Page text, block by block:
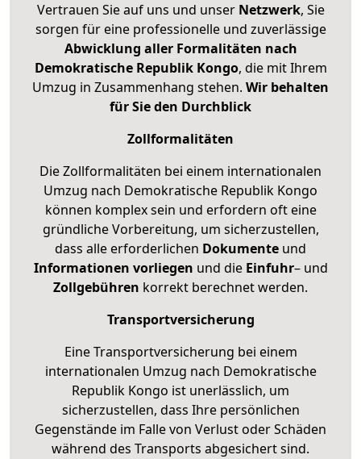
Vertrauen Sie auf uns und unser Netzwerk, Sie
sorgen für eine professionelle und zuverlässige
Abwicklung aller Formalitäten nach
Demokratische Republik Kongo, die mit Ihrem
Umzug in Zusammenhang stehen. Wir behalten
für Sie den Durchblick
Zollformalitäten
Die Zollformalitäten bei einem internationalen
Umzug nach Demokratische Republik Kongo
können komplex sein und erfordern oft eine
gründliche Vorbereitung, um sicherzustellen,
dass alle erforderlichen Dokumente und
Informationen vorliegen und die Einfuhr– und
Zollgebühren korrekt berechnet werden.
Transportversicherung
Eine Transportversicherung bei einem
internationalen Umzug nach Demokratische
Republik Kongo ist unerlässlich, um
sicherzustellen, dass Ihre persönlichen
Gegenstände im Falle von Verlust oder Schäden
während des Transports abgesichert sind.